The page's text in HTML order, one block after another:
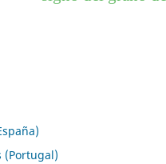
(Portugal)